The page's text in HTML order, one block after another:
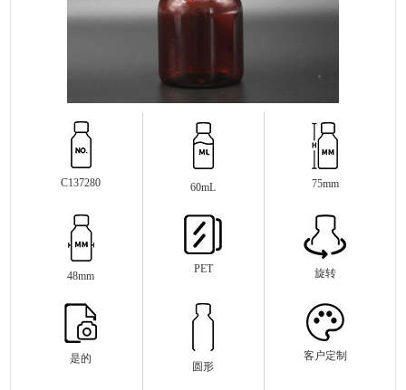
C137280 60mL 75mm
48mm
PET 旋转
是的
圆形
客户定制